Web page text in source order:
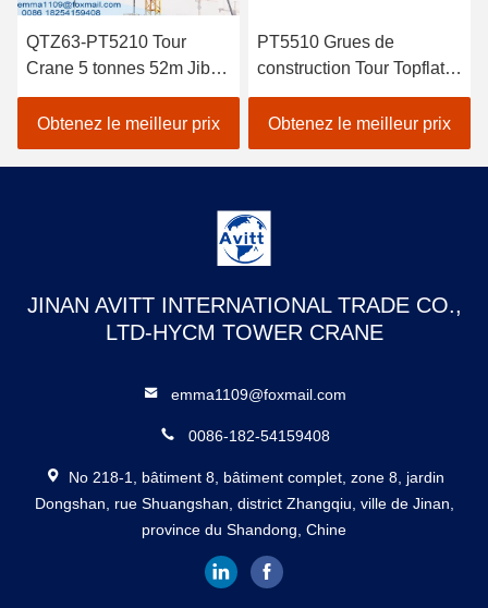
QTZ63-PT5210 Tour
Crane 5 tonnes 52m Jib
Long Construction
bâtiment grue
Obtenez le meilleur prix
PT5510 Grues de
construction Tour Topflat
Tour Crane spécifications
6tObtenez le meilleur prix
JINAN AVITT INTERNATIONAL TRADE CO.,
LTD-HYCM TOWER CRANE
emma1109@foxmail.com
0086-182-54159408
No 218-1, bâtiment 8, bâtiment complet, zone 8, jardin
Dongshan, rue Shuangshan, district Zhangqiu, ville de Jinan,
province du Shandong, Chine